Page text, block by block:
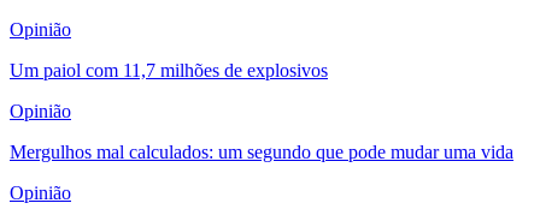
Opinião
Um paiol com 11,7 milhões de explosivos
Opinião
Mergulhos mal calculados: um segundo que pode mudar uma vida
Opinião